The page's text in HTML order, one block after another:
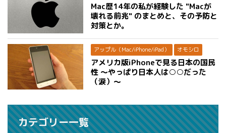
Mac歴14年の私が経験した "Macが
壊れる前兆" のまとめと、その予防と
対策とか。
アップル（Mac/iPhone/iPad） オモシロ
アメリカ版iPhoneで見る日本の国民
性 〜やっぱり日本人は○○だった
（涙）〜
カテゴリー一覧